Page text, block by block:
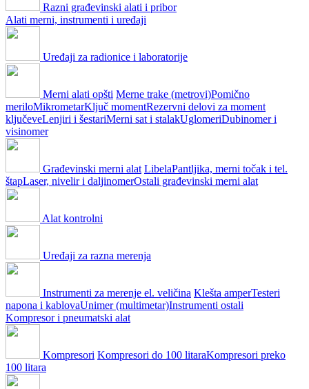
Razni građevinski alati i pribor
Alati merni, instrumenti i uređaji
Uređaji za radionice i laboratorije
Merni alati opšti Merne trake (metrovi)Pomično
meriloMikrometarKljuč momentRezervni delovi za moment
ključeveLenjiri i šestariMerni sat i stalakUglomeriDubinomer i
visinomer
Građevinski merni alat LibelaPantljika, merni točak i tel.
štapLaser, nivelir i daljinomerOstali građevinski merni alat
Alat kontrolni
Uređaji za razna merenja
Instrumenti za merenje el. veličina Klešta amperTesteri
napona i kablovaUnimer (multimetar)Instrumenti ostali
Kompresor i pneumatski alat
Kompresori Kompresori do 100 litaraKompresori preko
100 litara